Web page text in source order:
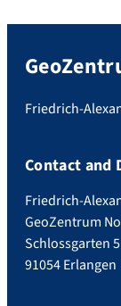
Friedrich-
Contact and
Friedrich-
GeoZentrum
Schlossgarten 5
91054 Erlangen